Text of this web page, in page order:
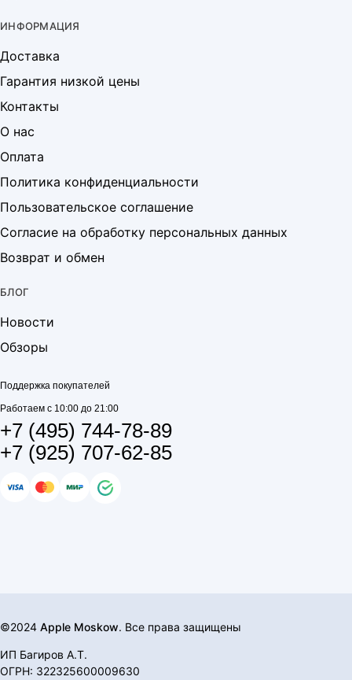
ИНФОРМАЦИЯ
Доставка
Гарантия низкой цены
Контакты
О нас
Оплата
Политика конфиденциальности
Пользовательское соглашение
Согласие на обработку персональных данных
Возврат и обмен
БЛОГ
Новости
Обзоры
Поддержка покупателей
Работаем с 10:00 до 21:00
+7 (495) 744-78-89
+7 (925) 707-62-85
©2024 Apple Moskow. Все права защищены
ИП Багиров А.Т.
ОГРН: 322325600009630